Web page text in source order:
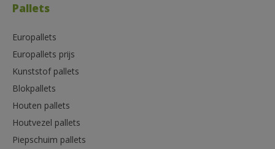
Pallets
Europallets
Europallets prijs
Kunststof pallets
Blokpallets
Houten pallets
Houtvezel pallets
Piepschuim pallets